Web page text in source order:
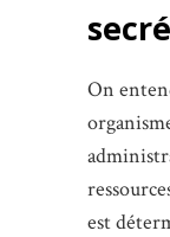
On
est